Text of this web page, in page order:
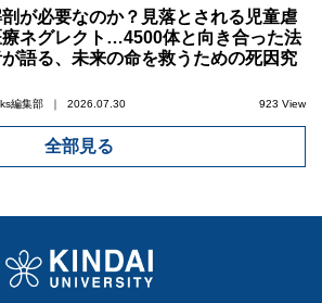
が必要なのか？見落とされる児童虐
ネグレクト…4500体と向き合った法
が語る、未来の命を救うための死因究
編集部 ｜ 2026.07.30 923 View
全部見る